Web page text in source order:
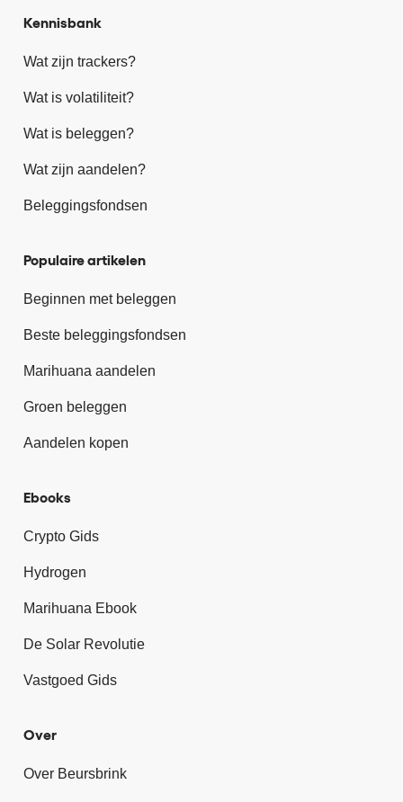
Kennisbank
Wat zijn trackers?
Wat is volatiliteit?
Wat is beleggen?
Wat zijn aandelen?
Beleggingsfondsen
Populaire artikelen
Beginnen met beleggen
Beste beleggingsfondsen
Marihuana aandelen
Groen beleggen
Aandelen kopen
Ebooks
Crypto Gids
Hydrogen
Marihuana Ebook
De Solar Revolutie
Vastgoed Gids
Over
Over Beursbrink